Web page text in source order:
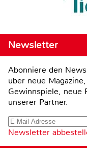
Newsletter
Abonniere den
über neue
Gewinnspiele, neue
unserer Partner.
Newsletter